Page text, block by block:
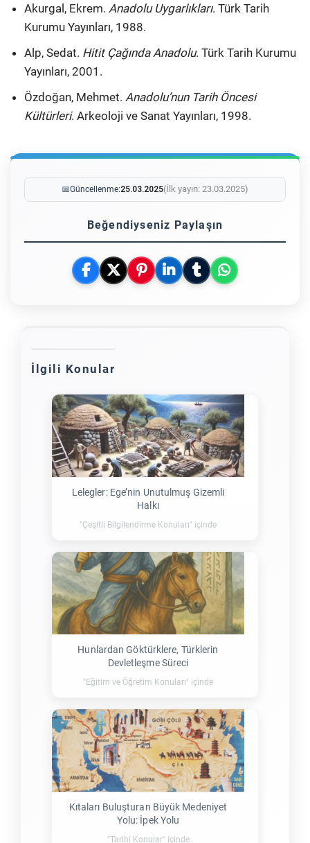
Akurgal, Ekrem. Anadolu Uygarlıkları. Türk Tarih
Kurumu Yayınları, 1988.
Alp, Sedat. Hitit Çağında Anadolu. Türk Tarih Kurumu
Yayınları, 2001.
Özdoğan, Mehmet. Anadolu’nun Tarih Öncesi
Kültürleri. Arkeoloji ve Sanat Yayınları, 1998.
📅Güncellenme:25.03.2025(İlk yayın: 23.03.2025)
Beğendiyseniz Paylaşın
İlgili Konular
Lelegler: Ege’nin Unutulmuş Gizemli
Halkı
"Çeşitli Bilgilendirme Konuları" içinde
Hunlardan Göktürklere, Türklerin
Devletleşme Süreci
"Eğitim ve Öğretim Konuları" içinde
Kıtaları Buluşturan Büyük Medeniyet
Yolu: İpek Yolu
"Tarihi Konular" içinde